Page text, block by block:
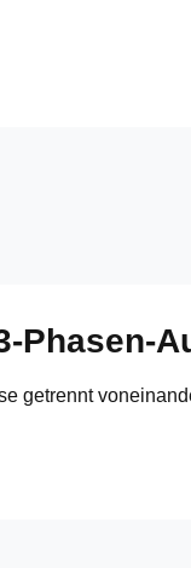
Phasen-
getrennt